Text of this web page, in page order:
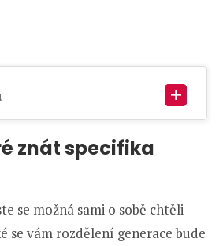
znát specifika
se možná sami o sobě chtěli
se vám rozdělení generace bude